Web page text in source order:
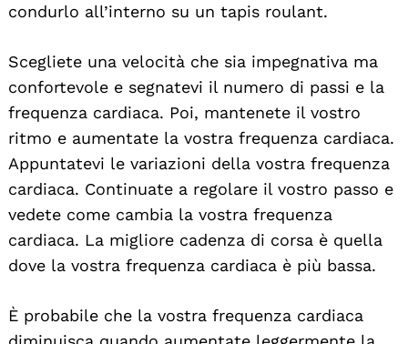
condurlo all’interno su un tapis roulant.
Scegliete una velocità che sia impegnativa ma
confortevole e segnatevi il numero di passi e la
frequenza cardiaca. Poi, mantenete il vostro
ritmo e aumentate la vostra frequenza cardiaca.
Appuntatevi le variazioni della vostra frequenza
cardiaca. Continuate a regolare il vostro passo e
vedete come cambia la vostra frequenza
cardiaca. La migliore cadenza di corsa è quella
dove la vostra frequenza cardiaca è più bassa.
È probabile che la vostra frequenza cardiaca